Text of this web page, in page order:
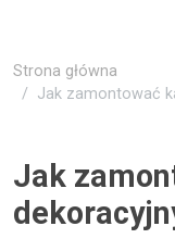
Strona główna
Jak zamontować
Jak